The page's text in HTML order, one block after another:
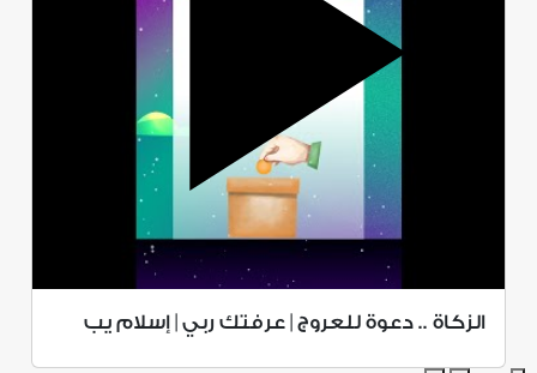
الزكاة .. دعوة للعروج | عرفتك ربي | إسلام يب